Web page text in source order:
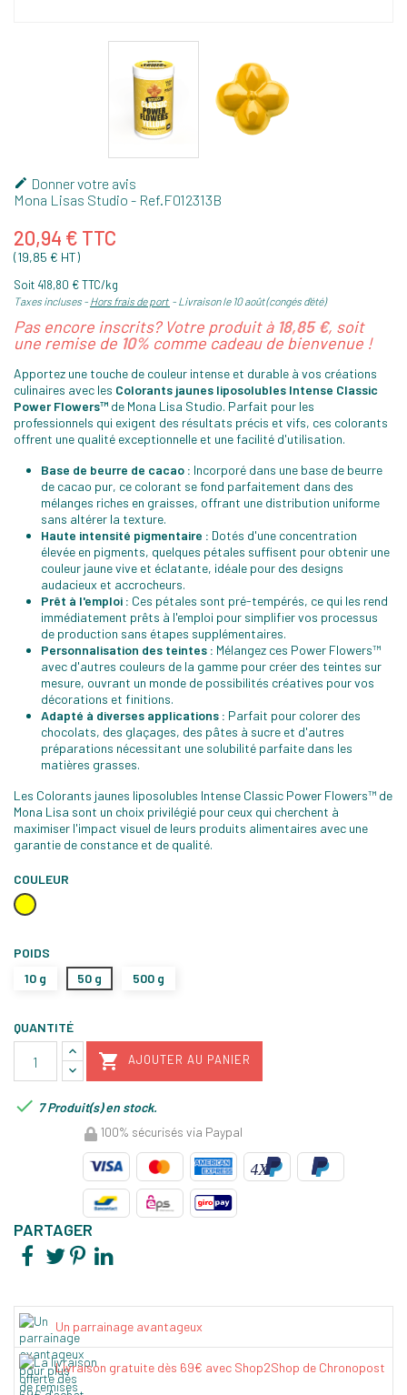
 Donner votre avis
Mona Lisas Studio - Ref.F012313B
20,94 € TTC
(19,85 € HT)
Soit 418,80 € TTC/kg
Taxes incluses Hors frais de port Livraison le 10 août (congés d'été)
Pas encore inscrits? Votre produit à 18,85 €, soit
une remise de 10% comme cadeau de bienvenue !
Apportez une touche de couleur intense et durable à vos créations
culinaires avec les Colorants jaunes liposolubles Intense Classic
Power Flowers™ de Mona Lisa Studio. Parfait pour les
professionnels qui exigent des résultats précis et vifs, ces colorants
offrent une qualité exceptionnelle et une facilité d'utilisation.
Base de beurre de cacao : Incorporé dans une base de beurre
de cacao pur, ce colorant se fond parfaitement dans des
mélanges riches en graisses, offrant une distribution uniforme
sans altérer la texture.
Haute intensité pigmentaire : Dotés d'une concentration
élevée en pigments, quelques pétales suffisent pour obtenir une
couleur jaune vive et éclatante, idéale pour des designs
audacieux et accrocheurs.
Prêt à l'emploi : Ces pétales sont pré-tempérés, ce qui les rend
immédiatement prêts à l'emploi pour simplifier vos processus
de production sans étapes supplémentaires.
Personnalisation des teintes : Mélangez ces Power Flowers™
avec d'autres couleurs de la gamme pour créer des teintes sur
mesure, ouvrant un monde de possibilités créatives pour vos
décorations et finitions.
Adapté à diverses applications : Parfait pour colorer des
chocolats, des glaçages, des pâtes à sucre et d'autres
préparations nécessitant une solubilité parfaite dans les
matières grasses.
Les Colorants jaunes liposolubles Intense Classic Power Flowers™ de
Mona Lisa sont un choix privilégié pour ceux qui cherchent à
maximiser l'impact visuel de leurs produits alimentaires avec une
garantie de constance et de qualité.
COULEUR
Jaune
POIDS
10 g
50 g 500 g
QUANTITÉ
 AJOUTER AU PANIER
 7 Produit(s) en stock.
100% sécurisés via Paypal
PARTAGER
Un parrainage avantageux
Livraison gratuite dès 69€ avec Shop2Shop de Chronopost